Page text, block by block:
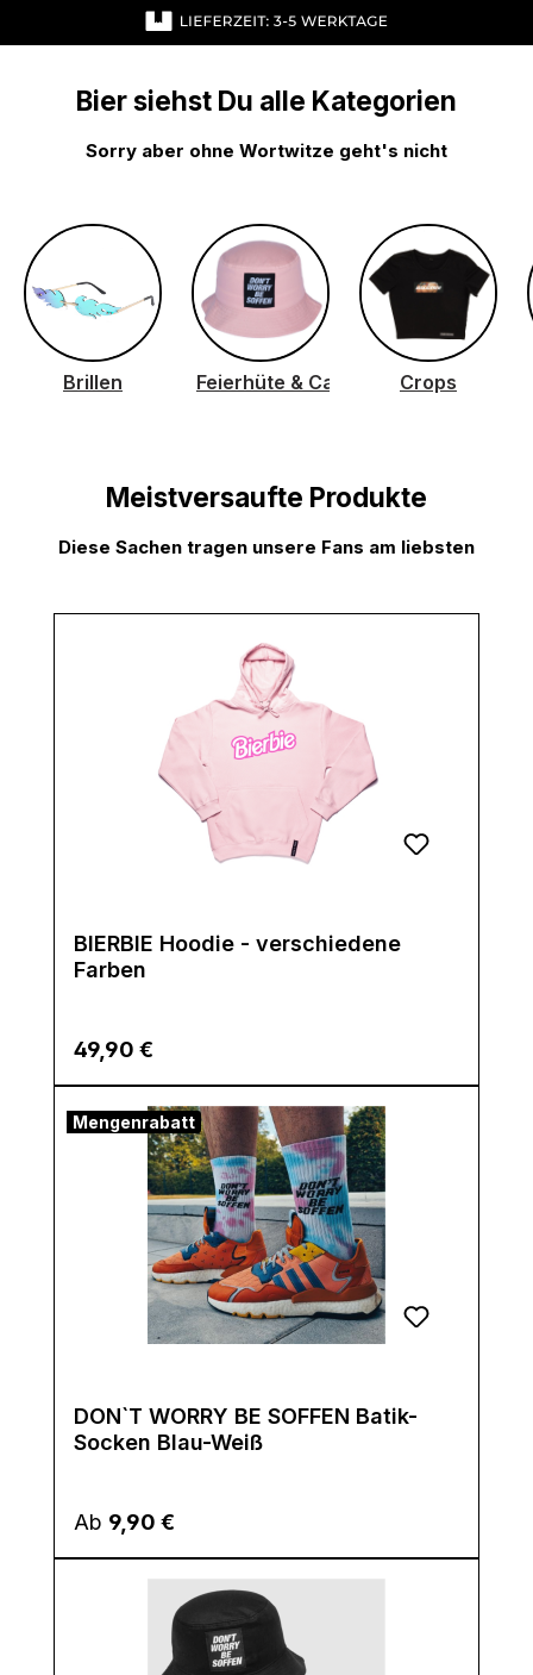
Bildergalerie überspringen
Bier siehst Du alle Kategorien
Sorry aber ohne Wortwitze geht's nicht
Brillen Feierhüte & Caps & Mützen
Crops
Meistversaufte Produkte
Diese Sachen tragen unsere Fans am liebsten
BIERBIE Hoodie - verschiedene
Farben
Regulärer Preis:
49,90 €
Mengenrabatt
DON`T WORRY BE SOFFEN Batik-
Socken Blau-Weiß
Regulärer Preis:
Ab 9,90 €